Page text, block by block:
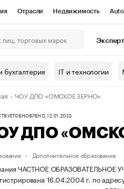
Отрасли Недвижимость
Проверка контрагентов
валюты
бухгалтерия IT и технологии
ЧОУ ДПО «ОМСКОЕ ЗЕРНО»
ОБНОВЛЕНО, 12.01.2023
ДПО
Дополнительное образование
ЧАСТНОЕ
16.04.2004 г. по